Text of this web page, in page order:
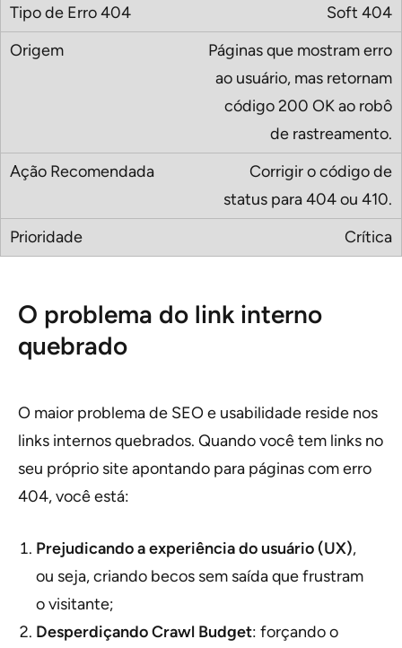
Soft 404
Páginas que mostram erro
ao usuário, mas retornam
código 200 OK ao robô
de rastreamento.
Corrigir o código de
status para 404 ou 410.
Crítica
O problema do link interno
quebrado
O maior problema de SEO e usabilidade reside nos
links internos quebrados. Quando você tem links no
seu próprio site apontando para páginas com erro
404, você está:
Prejudicando a experiência do usuário (UX),
ou seja, criando becos sem saída que frustram
o visitante;
Desperdiçando Crawl Budget: forçando o